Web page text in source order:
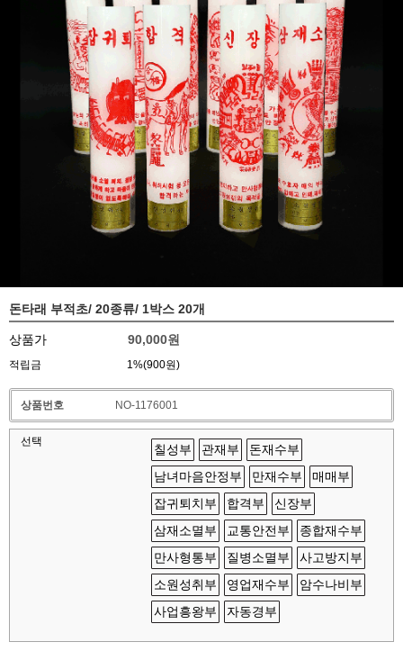
돈타래 부적초/ 20종류/ 1박스 20개
상품가 90,000원
적립금 1%(900원)
상품번호 NO-1176001
선택
칠성부 관재부
돈재수부
남녀마음안정부
만재수부
매매부
잡귀퇴치부
합격부
신장부
삼재소멸부
교통안전부
종합재수부
만사형통부
질병소멸부
사고방지부
소원성취부
영업재수부
암수나비부
사업흥왕부
자동경부